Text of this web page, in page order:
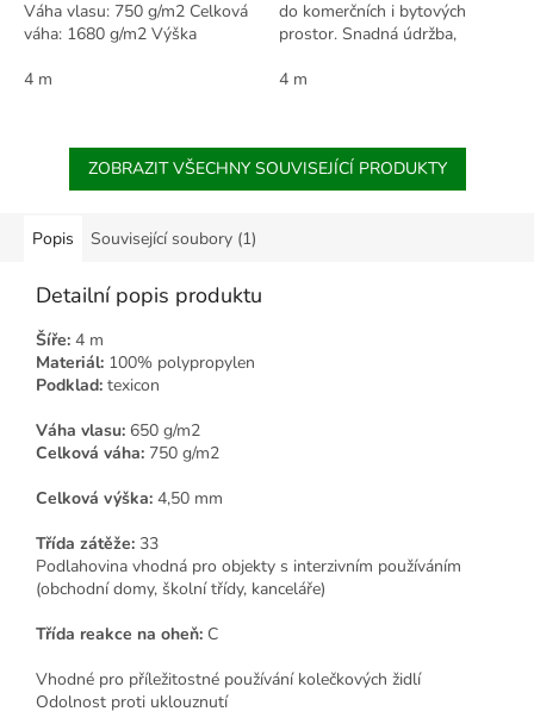
Váha vlasu: 750 g/m2 Celková
váha: 1680 g/m2 Výška
6.00...
4 m
do komerčních i bytových
prostor. Snadná údržba,
pro kolečkové židle i schodiště.
4 m
ZOBRAZIT VŠECHNY SOUVISEJÍCÍ PRODUKTY
Popis Související soubory (1)
Detailní popis produktu
Šíře: 4 m
Materiál: 100% polypropylen
Podklad: texicon
Váha vlasu: 650 g/m2
Celková váha: 750 g/m2
Celková výška: 4,50 mm
Třída zátěže: 33
Podlahovina vhodná pro objekty s interzivním používáním
(obchodní domy, školní třídy, kanceláře)
Třída reakce na oheň: C
Vhodné pro příležitostné používání kolečkových židlí
Odolnost proti uklouznutí